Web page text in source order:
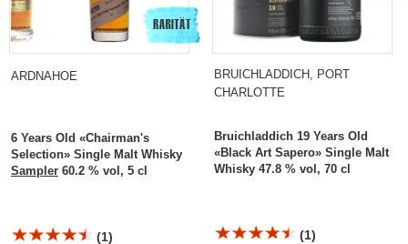
ARDNAHOE
6 Years Old «Chairman's
Selection» Single Malt Whisky
Sampler 60.2 % vol, 5 cl
(1)
BRUICHLADDICH, PORT
CHARLOTTE
Bruichladdich 19 Years Old
«Black Art Sapero» Single Malt
Whisky 47.8 % vol, 70 cl
(1)